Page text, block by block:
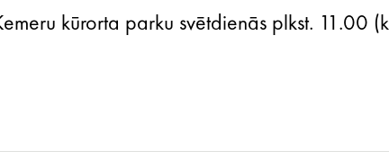
kūrorta parku svētdienās plkst. 11.00